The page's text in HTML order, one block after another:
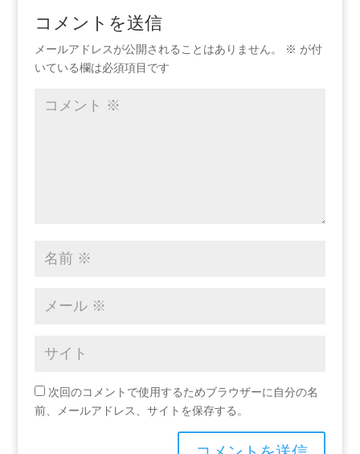
コメントを送信
メールアドレスが公開されることはありません。 ※ が付
いている欄は必須項目です
次回のコメントで使用するためブラウザーに自分の名
前、メールアドレス、サイトを保存する。